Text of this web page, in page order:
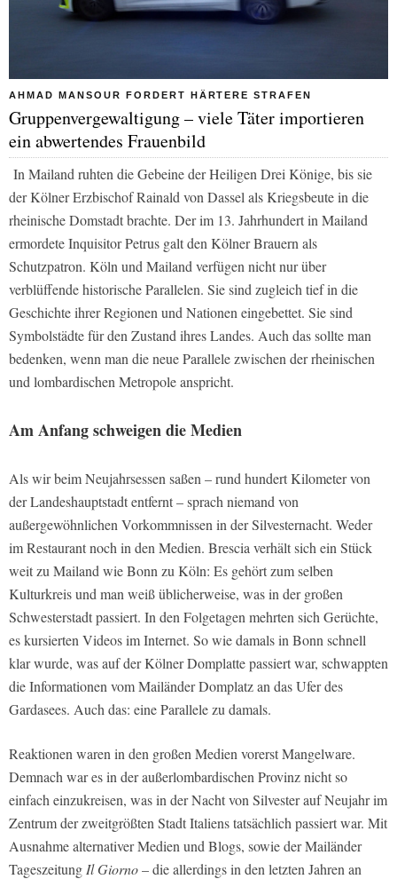
AHMAD MANSOUR FORDERT HÄRTERE STRAFEN
Gruppenvergewaltigung – viele Täter importieren
ein abwertendes Frauenbild
In Mailand ruhten die Gebeine der Heiligen Drei Könige, bis sie
der Kölner Erzbischof Rainald von Dassel als Kriegsbeute in die
rheinische Domstadt brachte. Der im 13. Jahrhundert in Mailand
ermordete Inquisitor Petrus galt den Kölner Brauern als
Schutzpatron. Köln und Mailand verfügen nicht nur über
verblüffende historische Parallelen. Sie sind zugleich tief in die
Geschichte ihrer Regionen und Nationen eingebettet. Sie sind
Symbolstädte für den Zustand ihres Landes. Auch das sollte man
bedenken, wenn man die neue Parallele zwischen der rheinischen
und lombardischen Metropole anspricht.
Am Anfang schweigen die Medien
Als wir beim Neujahrsessen saßen – rund hundert Kilometer von
der Landeshauptstadt entfernt – sprach niemand von
außergewöhnlichen Vorkommnissen in der Silvesternacht. Weder
im Restaurant noch in den Medien. Brescia verhält sich ein Stück
weit zu Mailand wie Bonn zu Köln: Es gehört zum selben
Kulturkreis und man weiß üblicherweise, was in der großen
Schwesterstadt passiert. In den Folgetagen mehrten sich Gerüchte,
es kursierten Videos im Internet. So wie damals in Bonn schnell
klar wurde, was auf der Kölner Domplatte passiert war, schwappten
die Informationen vom Mailänder Domplatz an das Ufer des
Gardasees. Auch das: eine Parallele zu damals.
Reaktionen waren in den großen Medien vorerst Mangelware.
Demnach war es in der außerlombardischen Provinz nicht so
einfach einzukreisen, was in der Nacht von Silvester auf Neujahr im
Zentrum der zweitgrößten Stadt Italiens tatsächlich passiert war. Mit
Ausnahme alternativer Medien und Blogs, sowie der Mailänder
Tageszeitung Il Giorno– die allerdings in den letzten Jahren an